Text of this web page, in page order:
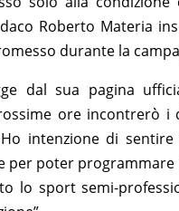
Roberto Materia
durante la
dal sua pagina
ore incontrerò
intenzione di
per poter
lo sport semi-